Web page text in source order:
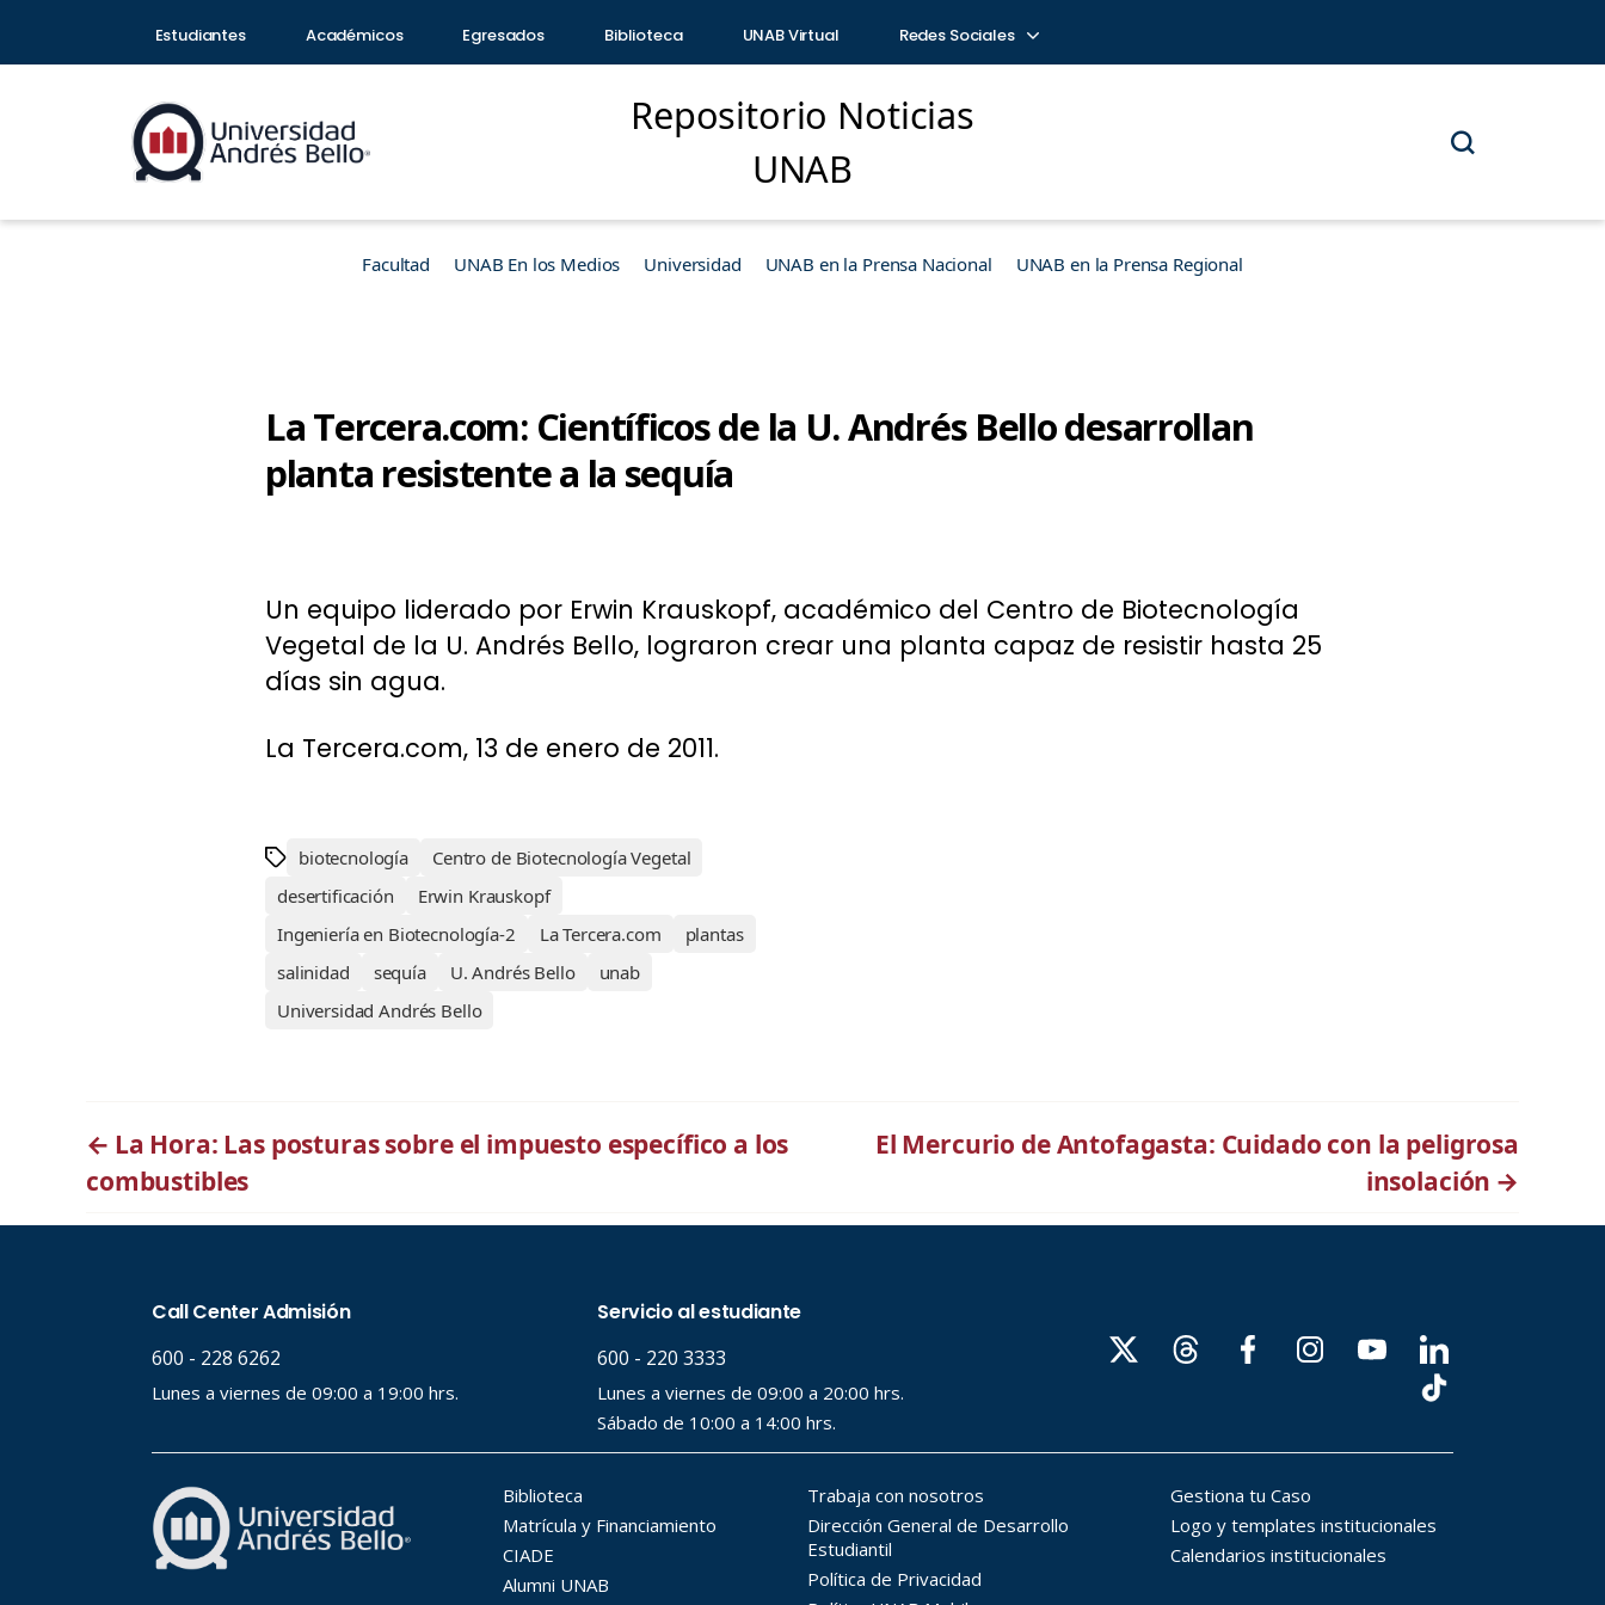
Estudiantes Académicos Egresados Biblioteca UNAB Virtual Redes Sociales
Repositorio Noticias
UNAB
Facultad UNAB En los Medios Universidad UNAB en la Prensa Nacional UNAB en la Prensa Regional
La Tercera.com: Científicos de la U. Andrés Bello desarrollan
planta resistente a la sequía
Un equipo liderado por Erwin Krauskopf, académico del Centro de Biotecnología
Vegetal de la U. Andrés Bello, lograron crear una planta capaz de resistir hasta 25
días sin agua.
La Tercera.com, 13 de enero de 2011.
biotecnología
Centro de Biotecnología Vegetal
desertificación
Erwin Krauskopf
Ingeniería en Biotecnología-2
La Tercera.com
plantas
salinidad
sequía U. Andrés Bello
unab
Universidad Andrés Bello
← La Hora: Las posturas sobre el impuesto específico a los
combustibles
El Mercurio de Antofagasta: Cuidado con la peligrosa
insolación →